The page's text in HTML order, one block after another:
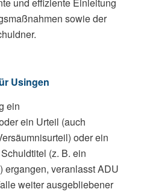
und effiziente Einleitung
sowie der
Usingen
ein
ein Urteil (auch
oder ein
(z. B. ein
ergangen, veranlasst ADU
weiter ausgebliebener